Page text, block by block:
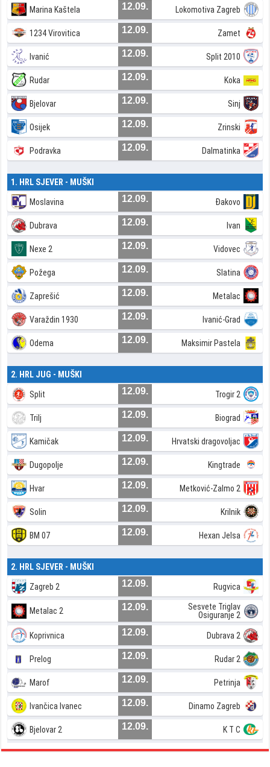
Marina Kaštela 12.09. Lokomotiva Zagreb
1234 Virovitica 12.09. Zamet
Ivanić 12.09. Split 2010
Rudar 12.09. Koka
Bjelovar 12.09. Sinj
Osijek 12.09. Zrinski
Podravka 12.09. Dalmatinka
1. HRL SJEVER - MUŠKI
Moslavina 12.09. Đakovo
Dubrava 12.09. Ivan
Nexe 2 12.09. Vidovec
Požega 12.09. Slatina
Zaprešić 12.09. Metalac
Varaždin 1930 12.09. Ivanić-Grad
Odema 12.09. Maksimir Pastela
2. HRL JUG - MUŠKI
Split 12.09. Trogir 2
Trilj 12.09. Biograd
Kamičak 12.09. Hrvatski dragovoljac
Dugopolje 12.09. Kingtrade
Hvar 12.09. Metković-Zalmo 2
Solin 12.09. Krilnik
BM 07 12.09. Hexan Jelsa
2. HRL SJEVER - MUŠKI
Zagreb 2 12.09. Rugvica
Metalac 2 12.09.
Sesvete Triglav
Osiguranje 2
Koprivnica 12.09. Dubrava 2
Prelog 12.09. Rudar 2
Marof 12.09. Petrinja
Ivančica Ivanec 12.09. Dinamo Zagreb
Bjelovar 2 12.09. K T C